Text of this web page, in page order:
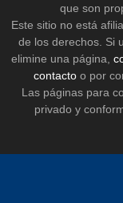
que son
Este sitio no está
de los derechos. Si
elimine una página,
contactoo por
Las páginas para
privado y